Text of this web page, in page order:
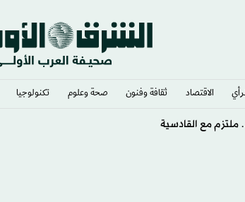
الاقتصاد ثقافة وفنون صحة وعلوم تكنولوجيا